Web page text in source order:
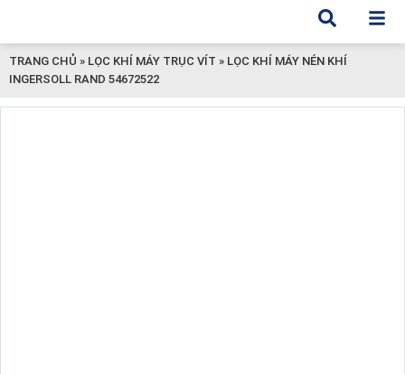
TRANG CHỦ » LỌC KHÍ MÁY TRỤC VÍT » LỌC KHÍ MÁY NÉN KHÍ
INGERSOLL RAND 54672522